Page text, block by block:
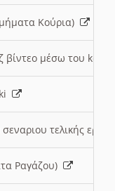
Κούρια)
βίντεο μέσω του
τελικής
Ραγάζου)